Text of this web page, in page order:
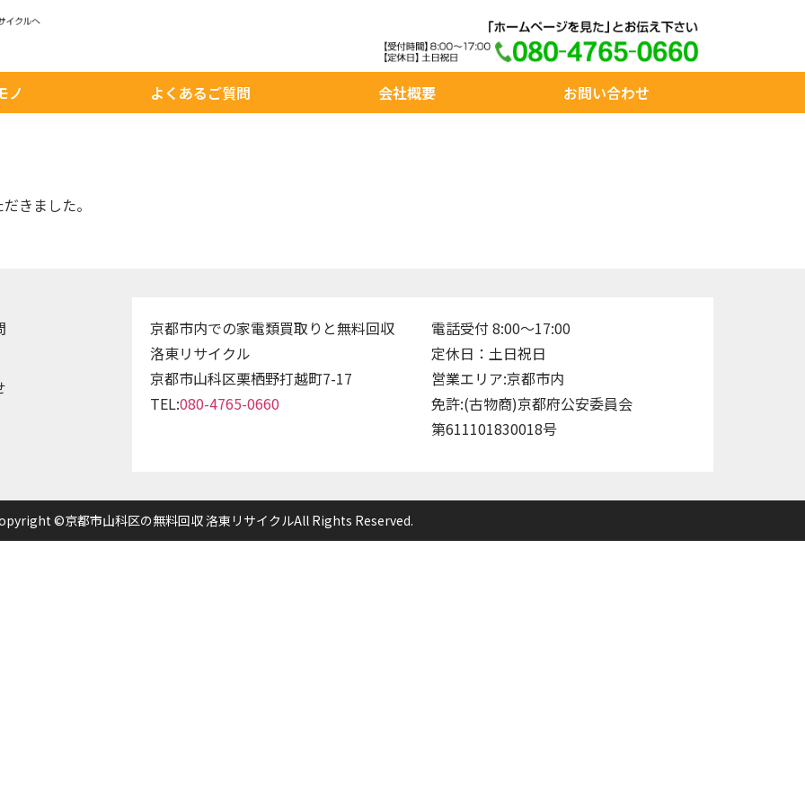
ノ よくあるご質問 会社概要 お問い合わせ
きました。
京都市内での家電類買取りと無料回収
洛東リサイクル
京都市山科区栗栖野打越町7-17
TEL:080-4765-0660
電話受付 8:00～17:00
定休日：土日祝日
営業エリア:京都市内
免許:(古物商)京都府公安委員会
第611101830018号
©京都市山科区の無料回収 洛東リサイクルAll Rights Reserved.